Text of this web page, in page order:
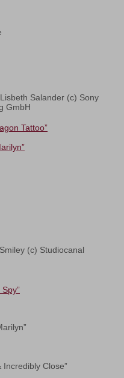
Salander (c) Sony
GmbH
Tattoo”
(c) Studiocanal
Spy”
Close”